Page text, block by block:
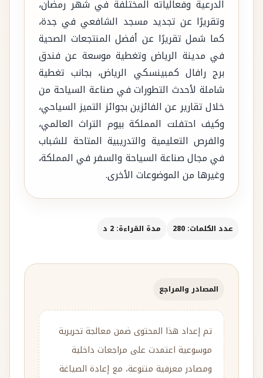
الدرعية وفعالياته المختلفة في شهر رمضان،
وتقريرًا عن تجديد مسجد الشافعي في جدة،
كما شمل تقريرًا عن أفضل المنتجعات الصحية
في مدينة الرياض وتغطية موسعة عن فندق
برج رافال كمبينسكي الرياض، بجانب تغطية
شاملة لأحدث التطورات في صناعة السياحة من
خلال تقارير عن الفائزين بجوائز التميز السياحي،
وكيف احتفلت المملكة بيوم التراث العالمي،
والفرص التعليمية والتدريبية المتاحة للشباب
في مجال صناعة السياحة والسفر في المملكة،
وغيرها من الموضوعات الأخرى.
عدد الكلمات: 280 مدة القراءة: 2 د
المصادر والمراجع
تم إعداد هذا المحتوى ضمن معالجة تحريرية
موسوعية اعتمدت على مراجعات داخلية
ومصادر معرفية متنوعة، مع إعادة الصياغة